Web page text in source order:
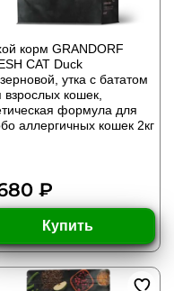
корм GRANDORF
CAT Duck
утка с бататом
взрослых кошек,
формула для
аллергичных кошек 2кг
₽
Купить